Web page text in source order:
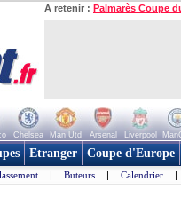
A retenir : Palmarès Coupe
Chelsea Man Utd Arsenal Liverpool
Etranger Coupe d'Europe
| Buteurs | Calendrier |